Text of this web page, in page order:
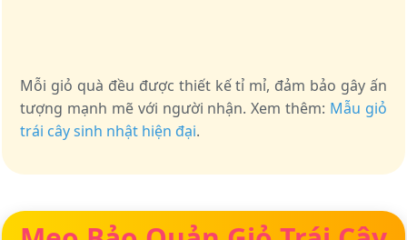
Mỗi giỏ quà đều được thiết kế tỉ mỉ, đảm bảo gây ấn
tượng mạnh mẽ với người nhận. Xem thêm: Mẫu giỏ
trái cây sinh nhật hiện đại.